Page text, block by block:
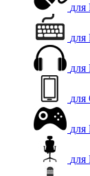
для
для
для
для
для